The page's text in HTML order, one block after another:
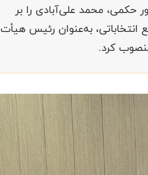
حکمی، محمد علی‌آبادی را بر
به‌عنوان رئیس هیأت
کرد.